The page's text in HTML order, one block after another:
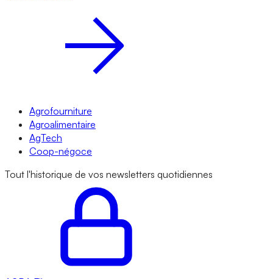
Agrofourniture
Agroalimentaire
AgTech
Coop-négoce
Tout l'historique de vos newsletters quotidiennes